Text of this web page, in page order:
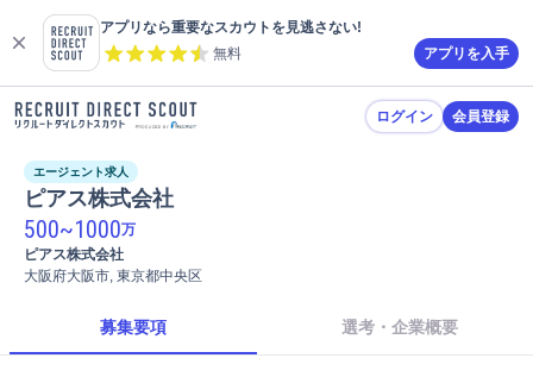
アプリなら重要なスカウトを見逃さない!
無料
アプリを入手
ログイン 会員登録
エージェント求人
ピアス株式会社
500~1000万
ピアス株式会社
大阪府大阪市, 東京都中央区
募集要項 選考・企業概要